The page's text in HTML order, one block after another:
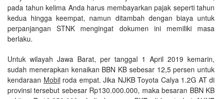
pada tahun kelima Anda harus membayarkan pajak seperti tahun
kedua hingga keempat, namun ditambah dengan biaya untuk
perpanjangan STNK mengingat dokumen ini memiliki masa
berlaku.
Untuk wilayah Jawa Barat, per tanggal 1 April 2019 kemarin,
sudah menerapkan kenaikan BBN KB sebesar 12,5 persen untuk
kendaraan Mobil roda empat. Jika NJKB Toyota Calya 1.2G AT di
provinsi tersebut sebesar Rp130.000.000, maka besaran BBN KB